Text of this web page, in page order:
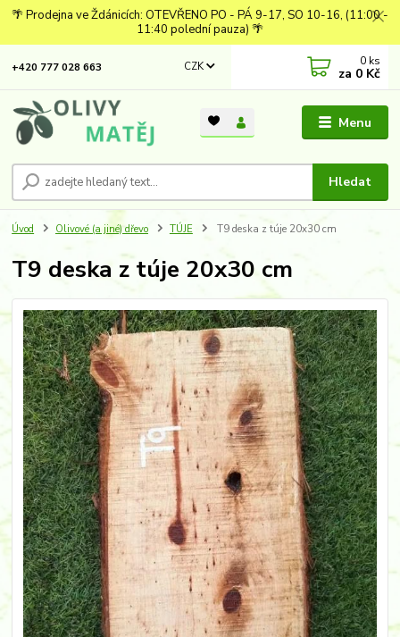
🌴 Prodejna ve Ždánicích: OTEVŘENO PO - PÁ 9-17, SO 10-16, (11:00 -
11:40 polední pauza) 🌴
Menu
CZK
Hledat
+420 777 028 663 0 ks
za 0 Kč
Úvod Olivové (a jiné) dřevo TÚJE T9 deska z túje 20x30 cm
T9 deska z túje 20x30 cm